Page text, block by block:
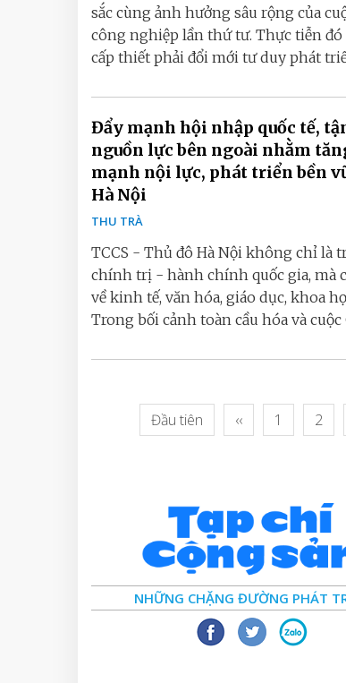
sắc cùng ảnh hưởng sâu rộng của
công nghiệp lần thứ tư. Thực tiễn đó
cấp thiết phải đổi mới tư duy phát
Đẩy mạnh hội nhập quốc tế,
nguồn lực bên ngoài nhằm
mạnh nội lực, phát triển bền
Hà Nội
THU TRÀ
TCCS - Thủ đô Hà Nội không chỉ là
chính trị - hành chính quốc gia, mà
về kinh tế, văn hóa, giáo dục, khoa
Trong bối cảnh toàn cầu hóa và cuộc
Đầu tiên ‹‹ 1 2
NHỮNG CHẶNG ĐƯỜNG PHÁT